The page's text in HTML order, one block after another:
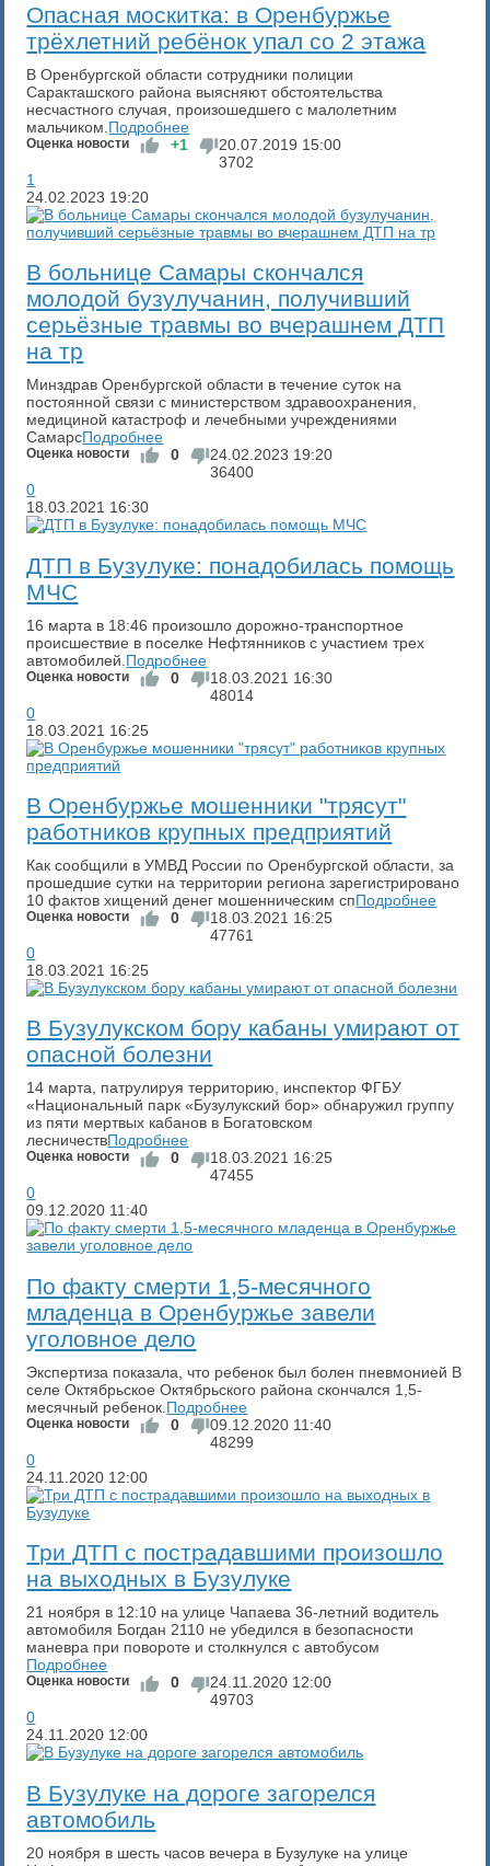
​Опасная москитка: в Оренбуржье
трёхлетний ребёнок упал со 2 этажа
В Оренбургской области сотрудники полиции
Саракташского района выясняют обстоятельства
несчастного случая, произошедшего с малолетним
мальчиком. Подробнее
Оценка новости +1 20.07.2019 15:00
3702
1
24.02.2023 19:20
​В больнице Самары скончался
молодой бузулучанин, получивший
серьёзные травмы во вчерашнем ДТП
на тр
Минздрав Оренбургской области в течение суток на
постоянной связи с министерством здравоохранения,
медициной катастроф и лечебными учреждениями
СамарсПодробнее
Оценка новости 0 24.02.2023 19:20
36400
0
18.03.2021 16:30
ДТП в Бузулуке: понадобилась помощь
МЧС
16 марта в 18:46 произошло дорожно-транспортное
происшествие в поселке Нефтянников с участием трех
автомобилей. Подробнее
Оценка новости 0 18.03.2021 16:30
48014
0
18.03.2021 16:25
В Оренбуржье мошенники "трясут"
работников крупных предприятий
Как сообщили в УМВД России по Оренбургской области, за
прошедшие сутки на территории региона зарегистрировано
10 фактов хищений денег мошенническим спПодробнее
Оценка новости 0 18.03.2021 16:25
47761
0
18.03.2021 16:25
В Бузулукском бору кабаны умирают от
опасной болезни
14 марта, патрулируя территорию, инспектор ФГБУ
«Национальный парк «Бузулукский бор» обнаружил группу
из пяти мертвых кабанов в Богатовском
лесничествПодробнее
Оценка новости 0 18.03.2021 16:25
47455
0
09.12.2020 11:40
​По факту смерти 1,5-месячного
младенца в Оренбуржье завели
уголовное дело
Экспертиза показала, что ребенок был болен пневмонией В
селе Октябрьское Октябрьского района скончался 1,5-
месячный ребенок. Подробнее
Оценка новости 0 09.12.2020 11:40
48299
0
24.11.2020 12:00
Три ДТП с пострадавшими произошло
на выходных в Бузулуке
21 ноября в 12:10 на улице Чапаева 36-летний водитель
автомобиля Богдан 2110 не убедился в безопасности
маневра при повороте и столкнулся с автобусом
Подробнее
Оценка новости 0 24.11.2020 12:00
49703
0
24.11.2020 12:00
В Бузулуке на дороге загорелся
автомобиль
20 ноября в шесть часов вечера в Бузулуке на улице